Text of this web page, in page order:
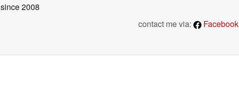
since 2008
contact me via:
Facebook